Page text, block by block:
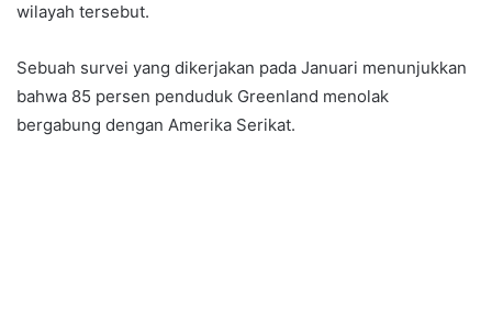
wilayah tersebut.
Sebuah survei yang dikerjakan pada Januari menunjukkan
bahwa 85 persen penduduk Greenland menolak
bergabung dengan Amerika Serikat.